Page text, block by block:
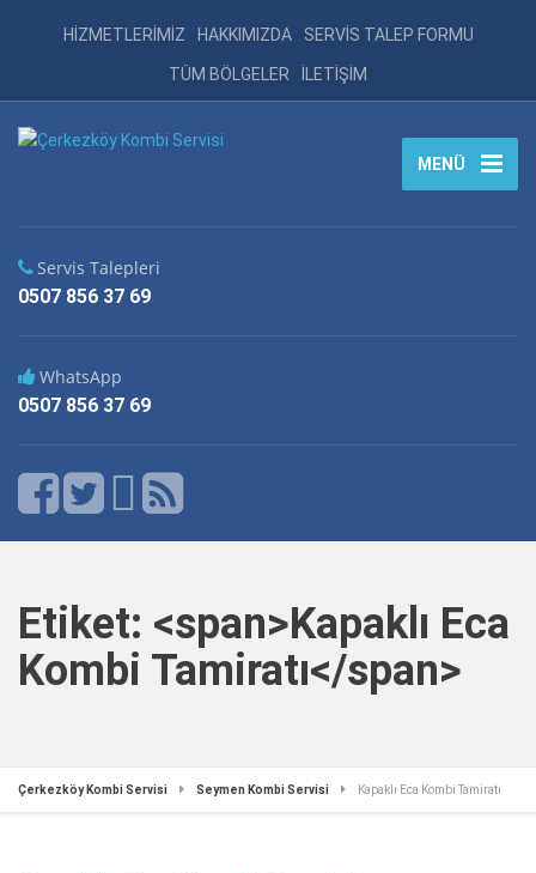
HİZMETLERİMİZ HAKKIMIZDA SERVİS TALEP FORMU
TÜM BÖLGELER İLETİŞİM
MENÜ
Servis Talepleri
0507 856 37 69
WhatsApp
0507 856 37 69
Etiket: <span>Kapaklı Eca
Kombi Tamiratı</span>
Çerkezköy Kombi Servisi Seymen Kombi Servisi Kapaklı Eca Kombi Tamiratı